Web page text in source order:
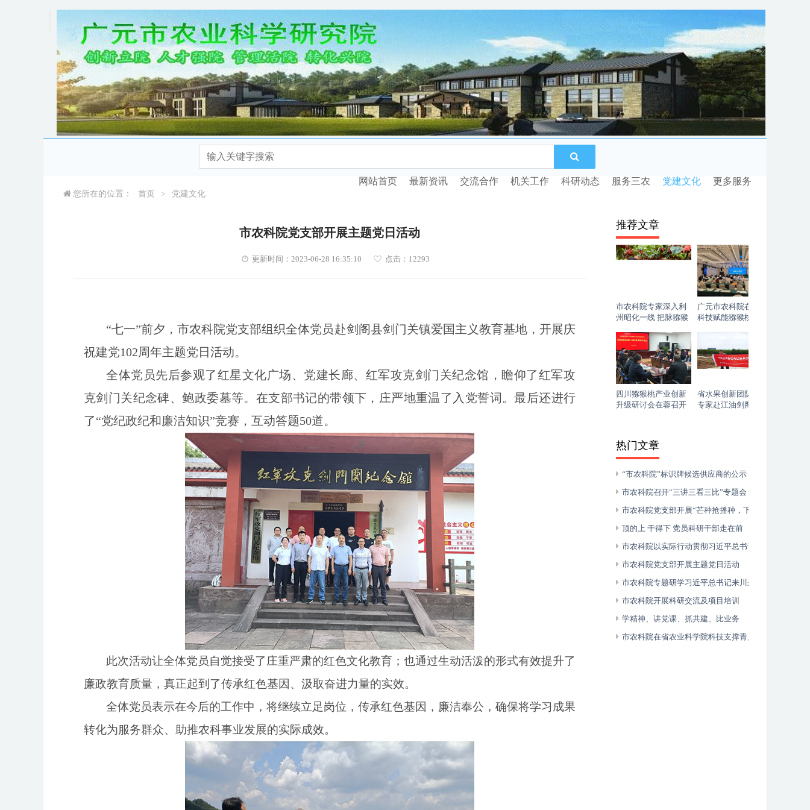
网站首页 最新资讯 交流合作 机关工作 科研动态 服务三农 党建文化 更多服务
您所在的位置： 首页 > 党建文化
市农科院党支部开展主题党日活动
更新时间：2023-06-28 16:35:10 点击： 12293
“七一”前夕，市农科院党支部组织全体党员赴剑阁县剑门关镇爱国主义教育基地，开展庆
祝建党102周年主题党日活动。
全体党员先后参观了红星文化广场、党建长廊、红军攻克剑门关纪念馆，瞻仰了红军攻
克剑门关纪念碑、鲍政委墓等。在支部书记的带领下，庄严地重温了入党誓词。最后还进行
了“党纪政纪和廉洁知识”竞赛，互动答题50道。
此次活动让全体党员自觉接受了庄重严肃的红色文化教育；也通过生动活泼的形式有效提升了
廉政教育质量，真正起到了传承红色基因、汲取奋进力量的实效。
全体党员表示在今后的工作中，将继续立足岗位，传承红色基因，廉洁奉公，确保将学习成果
转化为服务群众、助推农科事业发展的实际成效。
推荐文章
市农科院专家深入利
州昭化一线 把脉猕猴
广元市农科院在全市
科技赋能猕猴桃、茶
报
四川猕猴桃产业创新
升级研讨会在蓉召开
省水果创新团队岗位
专家赴江油剑阁两地
热门文章
“市农科院”标识牌候选供应商的公示
市农科院召开“三讲三看三比”专题会
市农科院党支部开展“芒种抢播种，下地学
先进”主题党日活动
顶的上 干得下 党员科研干部走在前
市农科院以实际行动贯彻习近平总书记来广
视察重要指示精神
市农科院党支部开展主题党日活动
市农科院专题研学习近平总书记来川来广视
察重要指示精神
市农科院开展科研交流及项目培训
学精神、讲党课、抓共建、比业务
市农科院在省农业科学院科技支撑青川县现